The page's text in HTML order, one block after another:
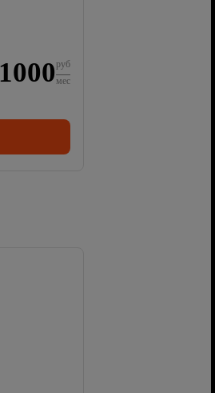
1000 руб
мес